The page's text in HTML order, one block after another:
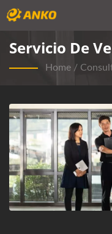
Servicio De
Home /